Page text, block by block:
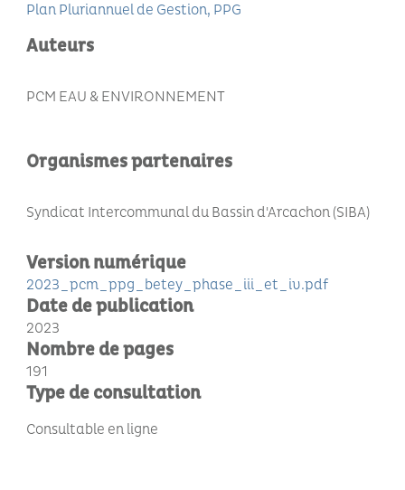
Plan Pluriannuel de Gestion PPG
Auteurs
PCM EAU & ENVIRONNEMENT
Organismes partenaires
Syndicat Intercommunal du Bassin d'Arcachon (SIBA)
Version numérique
2023_pcm_ppg_betey_phase_iii_et_iv.pdf
Date de publication
2023
Nombre de pages
191
Type de consultation
Consultable en ligne